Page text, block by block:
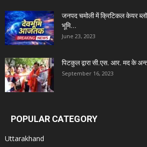
जनपद चमोली में क्रिटिकल केयर
भूमि...
June 23, 2023
पिटकुल द्वारा सी.एस. आर. मद के
September 16, 2023
POPULAR CATEGORY
Uttarakhand